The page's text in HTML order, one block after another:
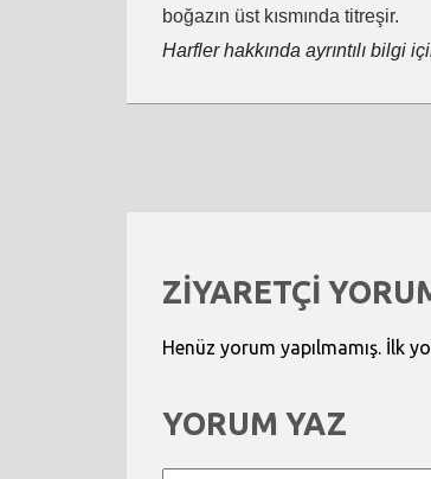
boğazın üst kısmında titreşir.
Harfler hakkında ayrıntılı bilgi
ZİYARETÇİ
Henüz yorum yapılmamış. İlk
YORUM YAZ